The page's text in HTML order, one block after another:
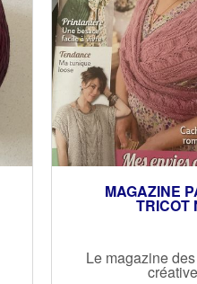
MAGAZINE
TRICOT
Le magazine